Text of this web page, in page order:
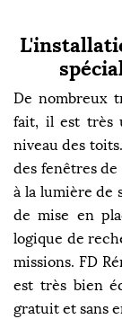
De nombreux
fait, il est très
niveau des
des fenêtres
à la lumière de
de mise en
logique de
missions. FD
est très bien
gratuit et sans